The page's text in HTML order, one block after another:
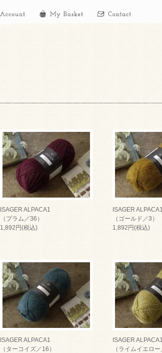
ISAGER ALPACA1
（プラム／36）
1,892円(税込)
ISAGER
（ゴールド／3）
1,892円(税込)
ISAGER ALPACA1
（ターコイズ／16）
ISAGER
（ライムイエロ